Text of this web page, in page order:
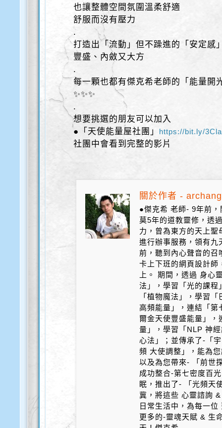
也讓整體空間氛圍溫柔舒適
舒服而沒有壓力
.
打造出「流動」但不躁進的「安定感
豐盛、內斂又大方
.
每一顆也都有傑克希老師的「能量開
✨✨✨
.
想要挑選的朋友可以加入
●「天使能量屋社團」 https://bit.ly/
社團中會看到完整的影片
關於作者 -
●傑克希 老師- 9年前
莫5年的道教靈修，透
力，曾為東方的天上
進行辦事服務，領有
前，聽到內心聲音的召
卡上下班的網頁設計師
上。 期間，透過 身心
法」，學習「光的課程
「植物魔法」，學習
高頻能量」，連結「第
爾金天使豐盛能量」，
量」，學習「NLP 神
心法」；並傳承了-「
頻 大使調整」，能為
以及為您帶來- 「前世
成功整合-第七密度百
眠，推出了- 「光頻天
冀，將這些 心靈諮詢
日常生活中，為每一
更多的-靈魂天賦 & 生